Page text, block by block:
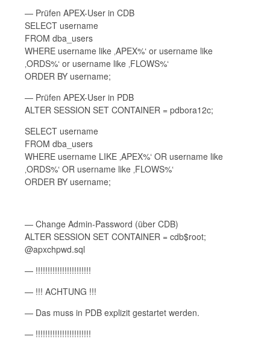
— Prüfen APEX-User in CDB
SELECT username
FROM dba_users
WHERE username like ‚APEX%‘ or username like
‚ORDS%‘ or username like ‚FLOWS%‘
ORDER BY username;
— Prüfen APEX-User in PDB
ALTER SESSION SET CONTAINER = pdbora12c;
SELECT username
FROM dba_users
WHERE username LIKE ‚APEX%‘ OR username like
‚ORDS%‘ OR username like ‚FLOWS%‘
ORDER BY username;
— Change Admin-Password (über CDB)
ALTER SESSION SET CONTAINER = cdb$root;
@apxchpwd.sql
— !!!!!!!!!!!!!!!!!!!!!!!
— !!! ACHTUNG !!!
— Das muss in PDB explizit gestartet werden.
— !!!!!!!!!!!!!!!!!!!!!!!